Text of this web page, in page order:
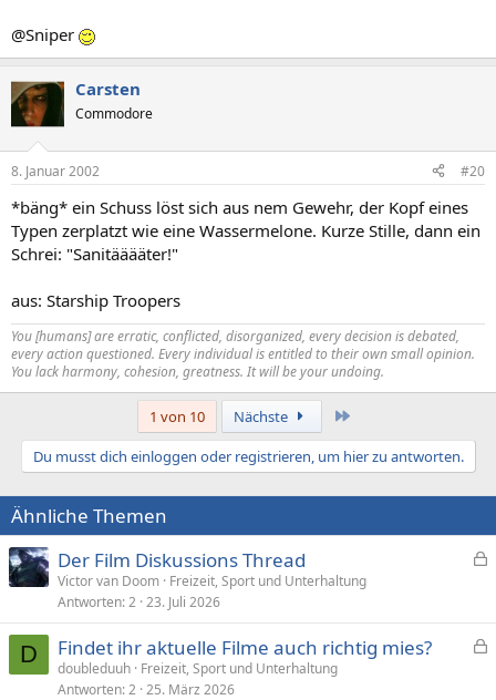
@Sniper
Carsten
Commodore
8. Januar 2002 #20
*bäng* ein Schuss löst sich aus nem Gewehr, der Kopf eines
Typen zerplatzt wie eine Wassermelone. Kurze Stille, dann ein
Schrei: "Sanitääääter!"
aus: Starship Troopers
You [humans] are erratic, conflicted, disorganized, every decision is debated,
every action questioned. Every individual is entitled to their own small opinion.
You lack harmony, cohesion, greatness. It will be your undoing.
1 von 10 Nächste
Du musst dich einloggen oder registrieren, um hier zu antworten.
Ähnliche Themen
p
e
Der Film Diskussions Thread
Victor van Doom Freizeit, Sport und Unterhaltung
Antworten 2 23. Juli 2026
D Findet ihr aktuelle Filme auch richtig mies?
doubleduuh Freizeit, Sport und Unterhaltung
Antworten 2 25. März 2026